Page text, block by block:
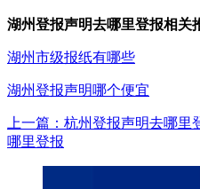
湖州登报声明去哪里登报相关
湖州市级报纸有哪些
湖州登报声明哪个便宜
上一篇：杭州登报声明去哪里
哪里登报